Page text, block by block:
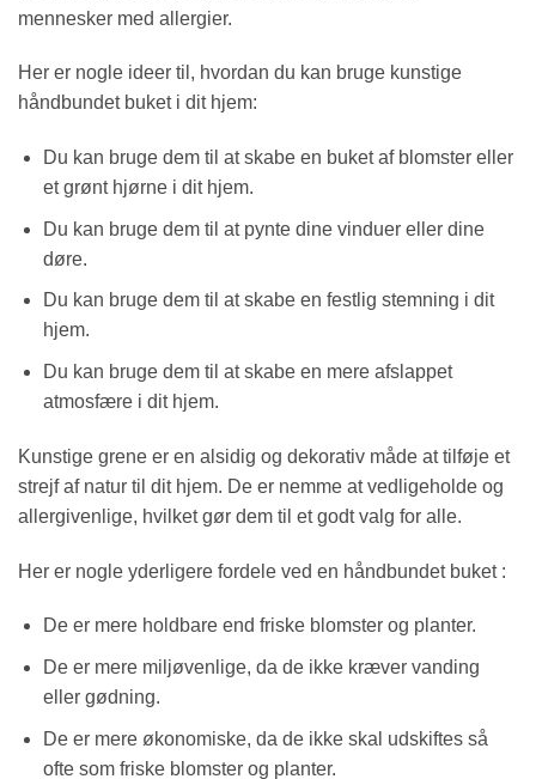
mennesker med allergier.
Her er nogle ideer til, hvordan du kan bruge kunstige
håndbundet buket i dit hjem:
Du kan bruge dem til at skabe en buket af blomster eller
et grønt hjørne i dit hjem.
Du kan bruge dem til at pynte dine vinduer eller dine
døre.
Du kan bruge dem til at skabe en festlig stemning i dit
hjem.
Du kan bruge dem til at skabe en mere afslappet
atmosfære i dit hjem.
Kunstige grene er en alsidig og dekorativ måde at tilføje et
strejf af natur til dit hjem. De er nemme at vedligeholde og
allergivenlige, hvilket gør dem til et godt valg for alle.
Her er nogle yderligere fordele ved en håndbundet buket :
De er mere holdbare end friske blomster og planter.
De er mere miljøvenlige, da de ikke kræver vanding
eller gødning.
De er mere økonomiske, da de ikke skal udskiftes så
ofte som friske blomster og planter.